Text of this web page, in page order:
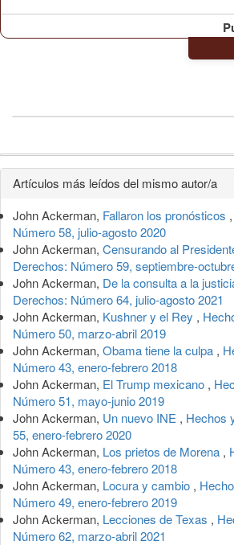
Detalles
del
artículo
Artículos más leídos del mismo autor/a
John Ackerman, Fallaron los pronósticos ,
Número 58, julio-agosto 2020
John Ackerman, Censurando al
Derechos: Número 59, septiembre-
John Ackerman, De la consulta a la
Derechos: Número 64, julio-agosto 2021
John Ackerman, Kushner y el Rey ,
Número 50, marzo-abril 2019
John Ackerman, Obama tiene la culpa ,
Número 43, enero-febrero 2018
John Ackerman, El Trump mexicano ,
Número 51, mayo-junio 2019
John Ackerman, Un nuevo INE , Hechos
55, enero-febrero 2020
John Ackerman, Los prietos de Morena ,
Número 43, enero-febrero 2018
John Ackerman, Locura y cambio ,
Número 49, enero-febrero 2019
John Ackerman, Lecciones de Texas ,
Número 62, marzo-abril 2021